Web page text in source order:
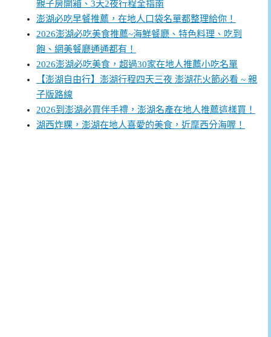
親子房開箱、3天2夜行程全指南
澎湖必吃早餐推薦，在地人口袋名單都整理給你！
2026澎湖必吃美食推薦~海鮮餐廳、特色料理、吃到
飽、網美餐廳通通都有！
2026澎湖必吃美食，超過30家在地人推薦小吃名單
【澎湖自由行】澎湖行程四天三夜 澎湖花火節必看 ~ 親
子版路線
2026到澎湖必買伴手禮，澎湖名產在地人推薦這樣買！
湖西炸粿，澎湖在地人喜愛的美食，近摩西分海喔！